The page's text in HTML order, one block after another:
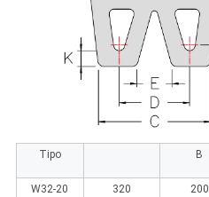
Tipo B
W32-20 320 200